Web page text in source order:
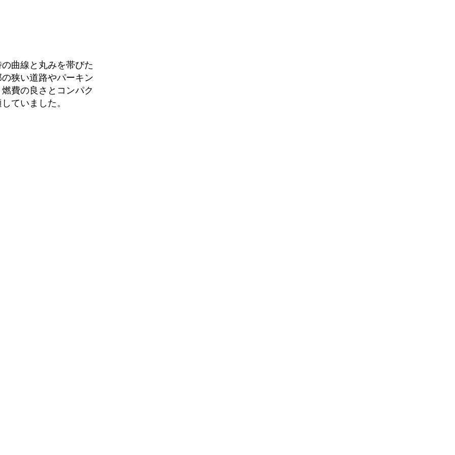
曲線と丸みを帯びた
狭い道路やパーキン
費の良さとコンパク
ていました。